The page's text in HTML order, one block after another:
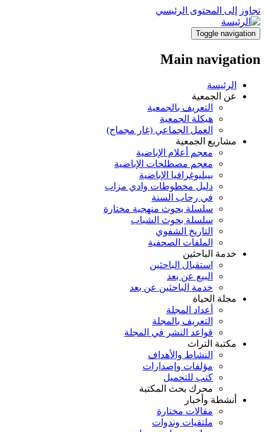
تجاوز إلى المحتوى الرئيسي
Toggle navigation
Main navigation
الرئيسة
عن الجمعية
التعريف بالجمعية
هيكلة الجمعية
العمل الجماعي (غار مجماج)
مشاريع الجمعية
معجم أعلام الإباضية
معجم مصطلحات الإباضية
بيبليوغرافيا الإباضية
دليل مخطوطات وادي مزاب
في رحاب السنة
سلسلة بحوث منهجية مختارة
سلسلة بحوث الشباب
التاريخ الشفوي
الملفات الصحفية
خدمة الباحثين
استقبال الباحثين
البيع عن بعد
خدمة الباحثين عن بعد
مجلة الحياة
أعداد المجلة
التعريف بالمجلة
قواعد النشر في المجلة
مكتبة التراث
النشاط والأهداف
مؤلفات وإصدارات
كتب للتحميل
محرك بحث المكتبة
أنشطة وأخبار
مقالات مختارة
ملتقيات وندوات